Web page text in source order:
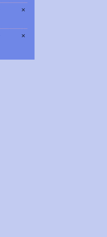
×
×